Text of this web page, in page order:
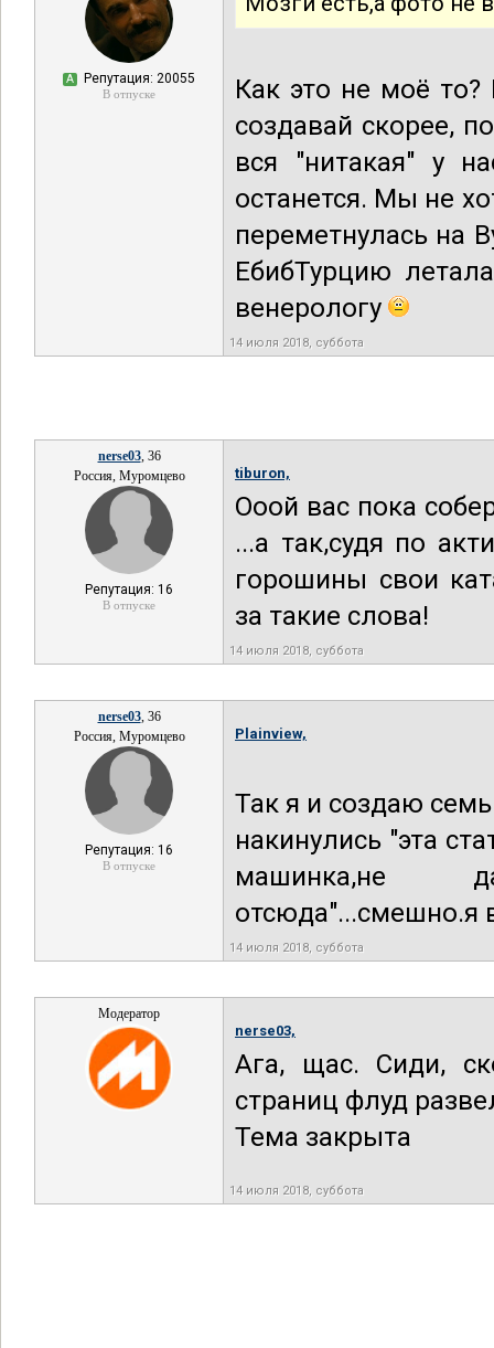
А Репутация: 20055
В отпуске
Как это не моё
создавай скорее,
вся "нитакая" у
останется. Мы не
переметнулась на
ЕбибТурцию
венерологу
14 июля 2018, суббота
nerse03, 36
Россия, Муромцево
Репутация: 16
В отпуске
tiburon,
Ооой вас пока
...а так,судя по
горошины свои
за такие слова!
14 июля 2018, суббота
nerse03, 36
Россия, Муромцево
Репутация: 16
В отпуске
Plainview,
Так я и создаю
накинулись "эта
машинка,не
отсюда"...смешно.я
14 июля 2018, суббота
Модератор
nerse03,
Ага, щас. Сиди,
страниц флуд
Тема закрыта
14 июля 2018, суббота